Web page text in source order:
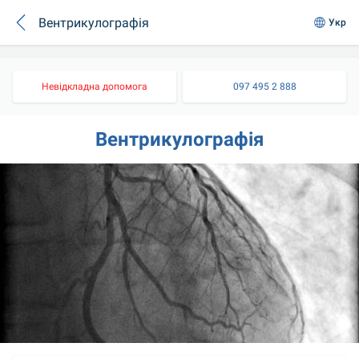
​Вентрикулографія Укр
Невідкладна допомога 097 495 2 888
​Вентрикулографія